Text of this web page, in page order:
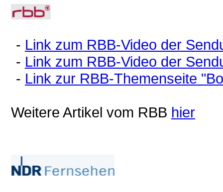
- Link zum RBB-Video der
- Link zum RBB-Video der
- Link zur RBB-Themenseite
Weitere Artikel vom RBB hier